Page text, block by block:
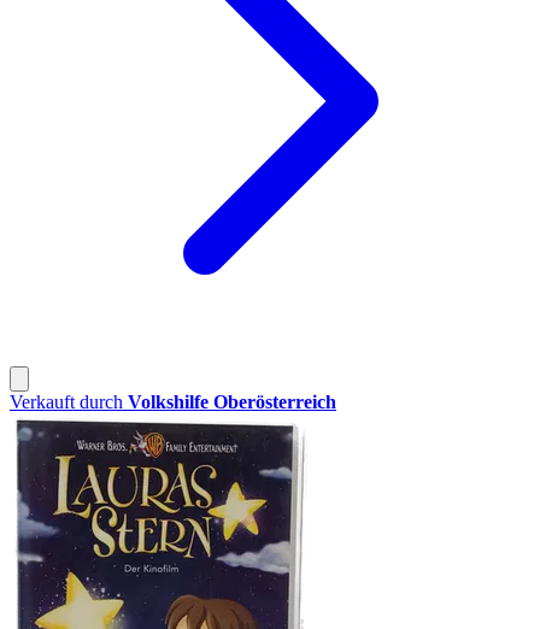
Verkauft durch Volkshilfe Oberösterreich